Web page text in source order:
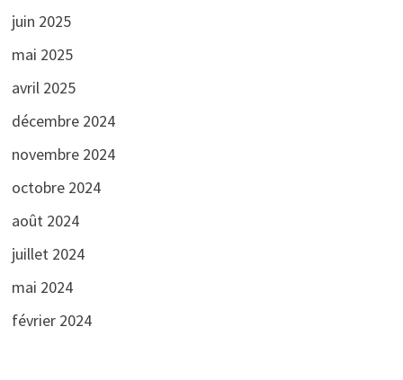
juin 2025
mai 2025
avril 2025
décembre 2024
novembre 2024
octobre 2024
août 2024
juillet 2024
mai 2024
février 2024